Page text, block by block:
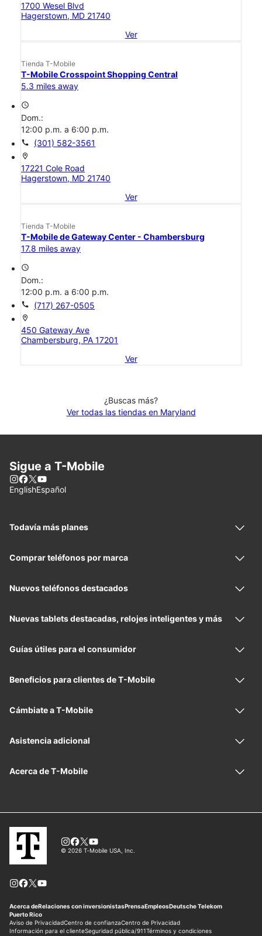
1700 Wesel Blvd
Hagerstown, MD 21740
Ver
Tienda T-Mobile
T-Mobile Crosspoint Shopping Central
5.3 miles away
access_time
Dom.:
12:00 p.m. a 6:00 p.m.
call (301) 582-3561
location_on
17221 Cole Road
Hagerstown, MD 21740
Ver
Tienda T-Mobile
T-Mobile de Gateway Center - Chambersburg
17.8 miles away
access_time
Dom.:
12:00 p.m. a 6:00 p.m.
call (717) 267-0505
location_on
450 Gateway Ave
Chambersburg, PA 17201
Ver
¿Buscas más?
Ver todas las tiendas en Maryland